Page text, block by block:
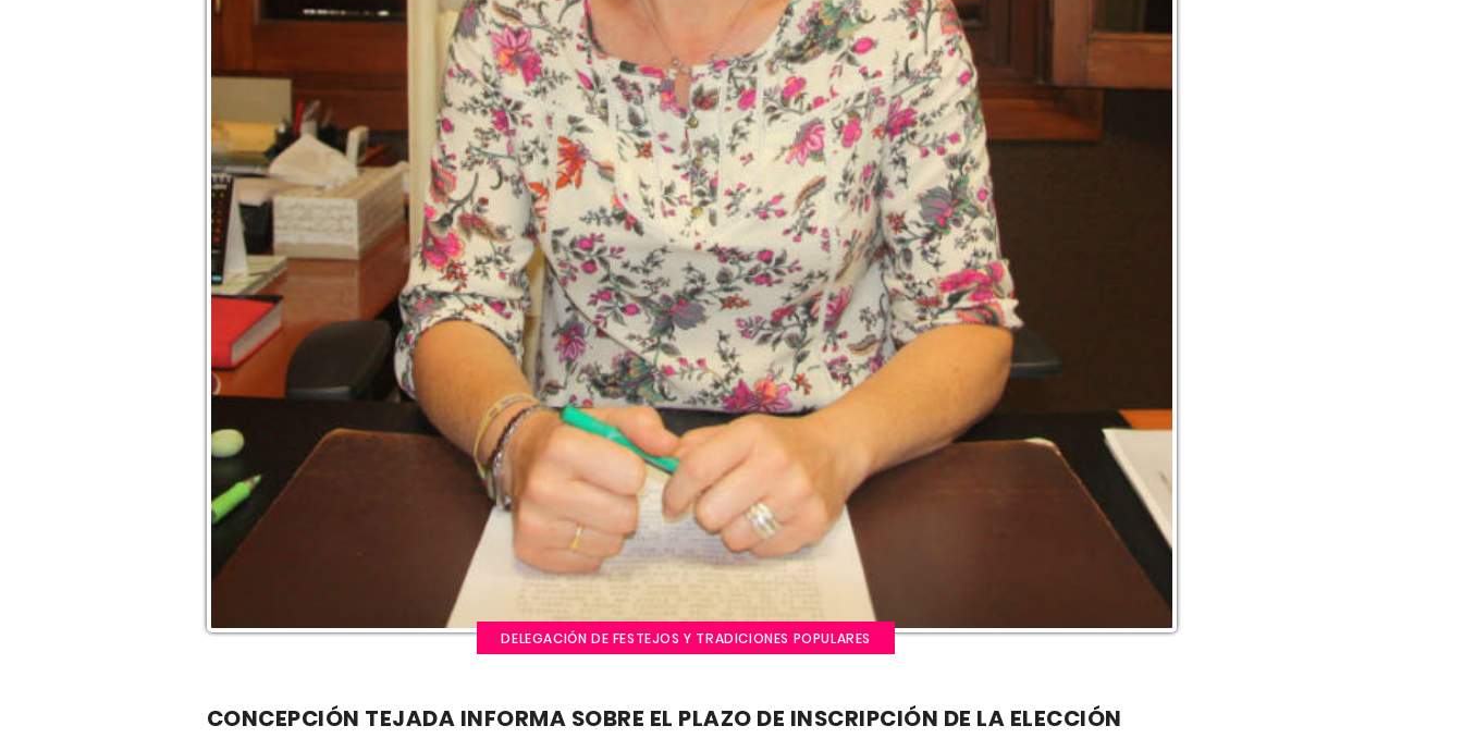
DELEGACIÓN DE FESTEJOS Y TRADICIONES POPULARES
CONCEPCIÓN TEJADA INFORMA SOBRE EL PLAZO DE INSCRIPCIÓN DE LA ELECCIÓN